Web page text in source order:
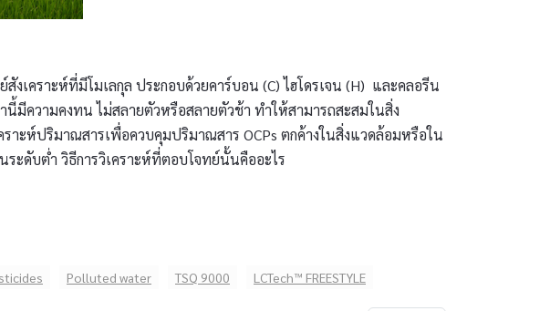
เคราะห์ที่มีโมเลกุล ประกอบด้วยคาร์บอน (C) ไฮโดรเจน (H) และคลอรีน
นี้มีความคงทน ไม่สลายตัวหรือสลายตัวช้า ทำให้สามารถสะสมในสิ่ง
าะห์ปริมาณสารเพื่อควบคุมปริมาณสาร OCPs ตกค้างในสิ่งแวดล้อมหรือใน
ะดับต่ำ วิธีการวิเคราะห์ที่ตอบโจทย์นั้นคืออะไร
Polluted water TSQ 9000 LCTech™ FREESTYLE